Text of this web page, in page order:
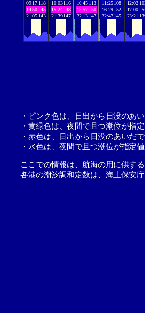
09:17 118
14:50
45
21:05 143
10:03 116
15:24
48
21:39 147
10:45 113
15:57
50
22:13 147
11:25 108
16:29
52
22:47 145
12:02
17:00
23:21
・ピンク色は、日出から日没のあ
・黄緑色は、夜間で且つ潮位が指
・赤色は、日出から日没のあいだ
・水色は、夜間で且つ潮位が指定
ここでの情報は、航海の用に供す
各港の潮汐調和定数は、海上保安